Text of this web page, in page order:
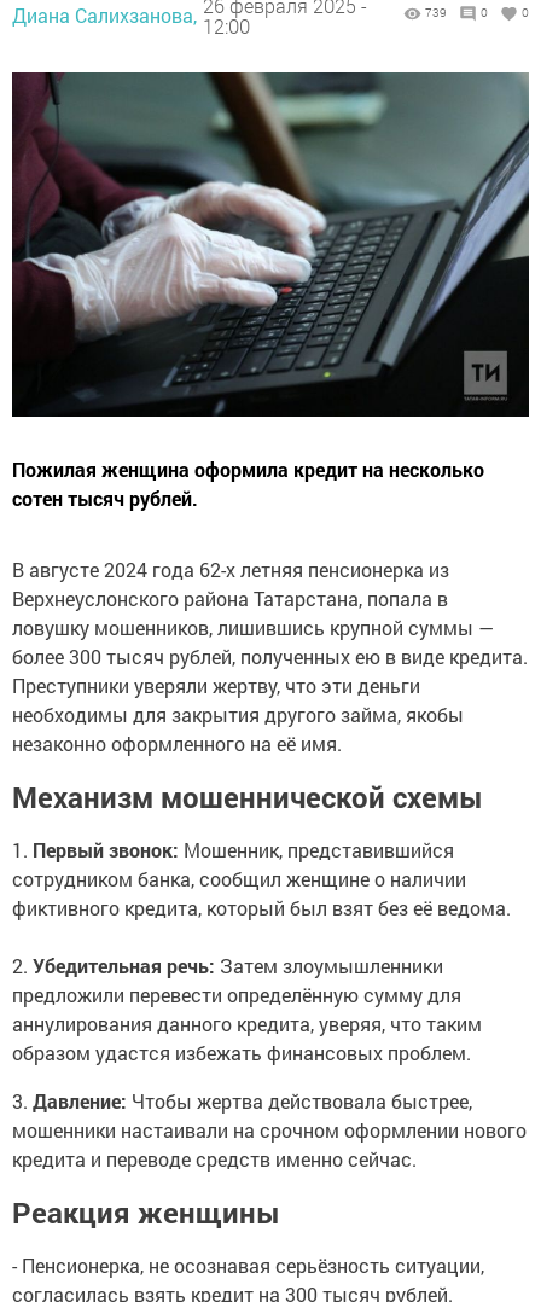
Диана Салихзанова, 12:00
739 0 0
Пожилая женщина оформила кредит на несколько
сотен тысяч рублей.
В августе 2024 года 62-х летняя пенсионерка из
Верхнеуслонского района Татарстана, попала в
ловушку мошенников, лишившись крупной суммы —
более 300 тысяч рублей, полученных ею в виде кредита.
Преступники уверяли жертву, что эти деньги
необходимы для закрытия другого займа, якобы
незаконно оформленного на её имя.
Механизм мошеннической схемы
1. Первый звонок: Мошенник, представившийся
сотрудником банка, сообщил женщине о наличии
фиктивного кредита, который был взят без её ведома.
2. Убедительная речь: Затем злоумышленники
предложили перевести определённую сумму для
аннулирования данного кредита, уверяя, что таким
образом удастся избежать финансовых проблем.
3. Давление: Чтобы жертва действовала быстрее,
мошенники настаивали на срочном оформлении нового
кредита и переводе средств именно сейчас.
Реакция женщины
- Пенсионерка, не осознавая серьёзность ситуации,
согласилась взять кредит на 300 тысяч рублей.